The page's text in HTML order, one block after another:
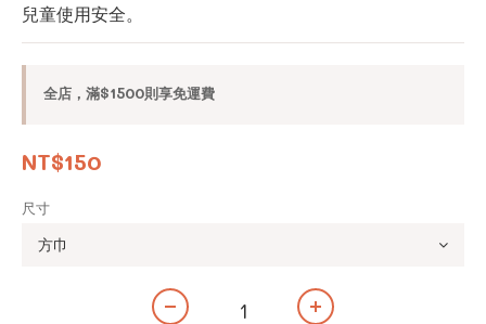
兒童使用安全。
全店，滿$1500則享免運費
NT$150
尺寸